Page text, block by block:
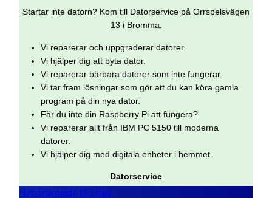
Startar inte datorn? Kom till Datorservice på Orrspelsvägen
13 i Bromma.
Vi reparerar och uppgraderar datorer.
Vi hjälper dig att byta dator.
Vi reparerar bärbara datorer som inte fungerar.
Vi tar fram lösningar som gör att du kan köra gamla
program på din nya dator.
Får du inte din Raspberry Pi att fungera?
Vi reparerar allt från IBM PC 5150 till moderna
datorer.
Vi hjälper dig med digitala enheter i hemmet.
Datorservice
Nybörjarguide till Linux